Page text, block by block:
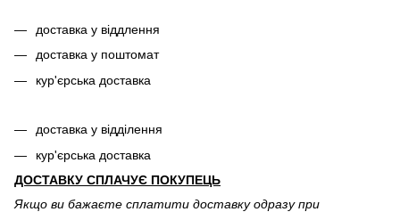
доставка у віддлення
доставка у поштомат
кур'єрська доставка
доставка у відділення
кур'єрська доставка
ДОСТАВКУ СПЛАЧУЄ ПОКУПЕЦЬ
Якщо ви бажаєте сплатити доставку одразу при